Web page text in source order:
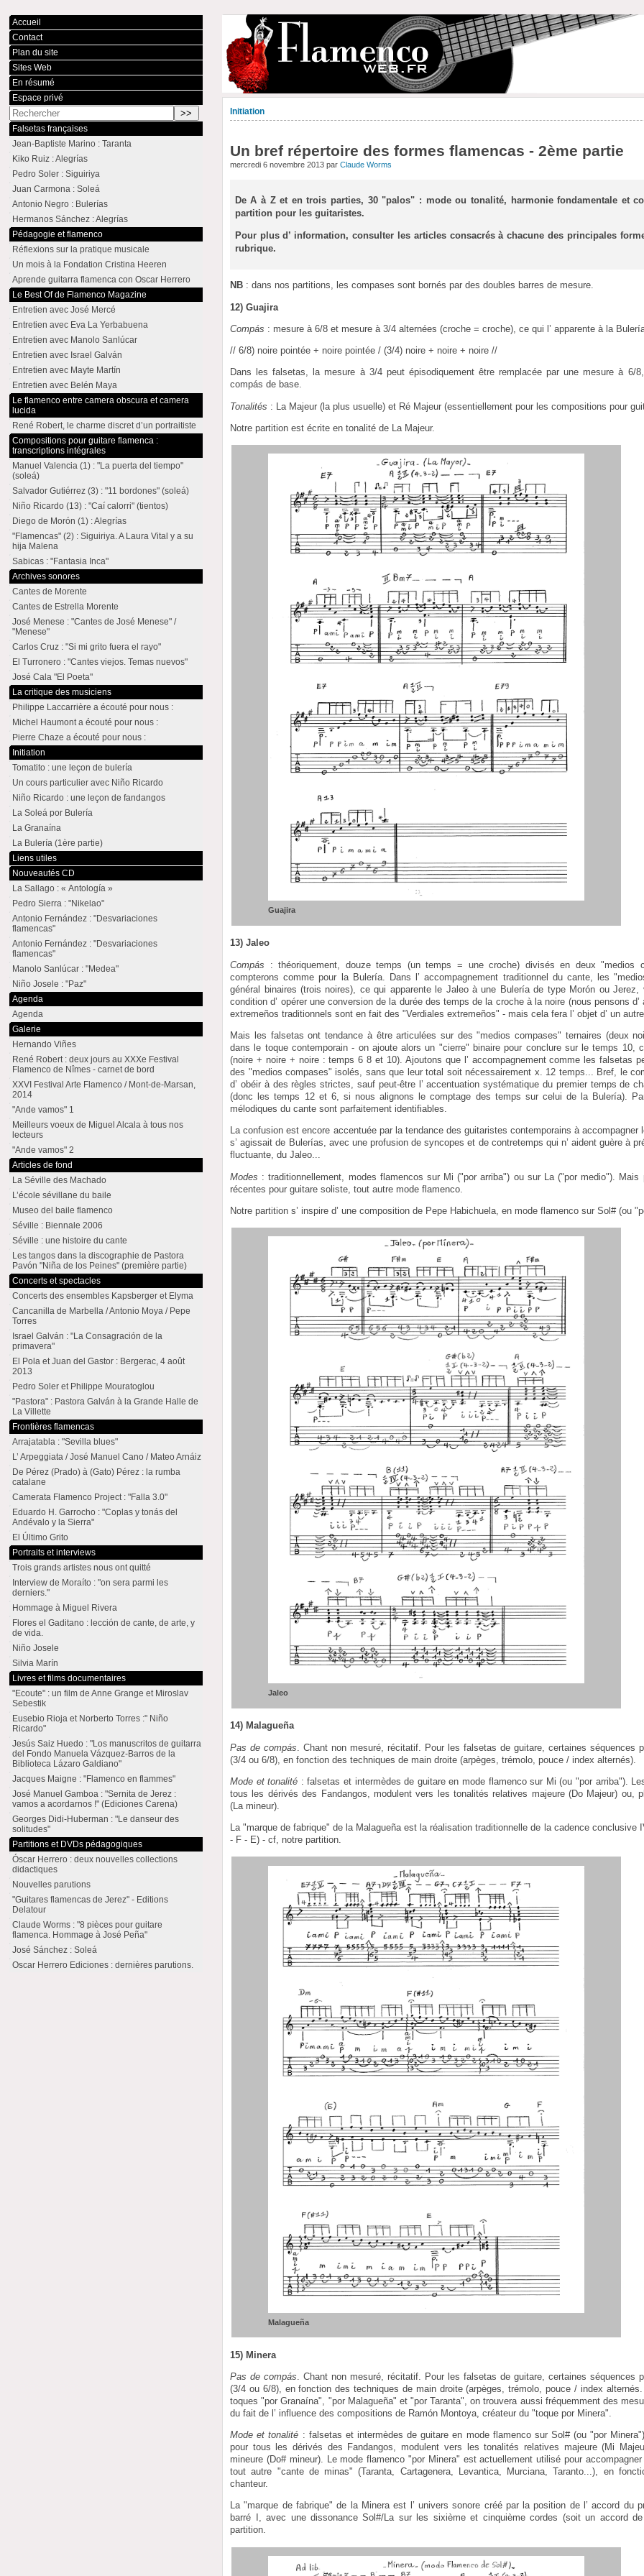
Initiation
Un bref répertoire des formes flamencas - 2ème partie
mercredi 6 novembre 2013 parClaude Worms
De A à Z et en trois parties, 30 "palos" : mode ou tonalité, harmonie fondamentale et
partition pour les guitaristes.
Pour plus d’ information, consulter les articles consacrés à chacune des principales
rubrique.
NB : dans nos partitions, les compases sont bornés par des doubles barres de mesure.
12) Guajira
Compás : mesure à 6/8 et mesure à 3/4 alternées (croche = croche), ce qui l’ apparente à la
// 6/8) noire pointée + noire pointée / (3/4) noire + noire + noire //
Dans les falsetas, la mesure à 3/4 peut épisodiquement être remplacée par une mesure à 6/
compás de base.
Tonalités : La Majeur (la plus usuelle) et Ré Majeur (essentiellement pour les compositions pour
Notre partition est écrite en tonalité de La Majeur.
Guajira
13) Jaleo
Compás : théoriquement, douze temps (un temps = une croche) divisés en deux "medios
compterons comme pour la Bulería. Dans l’ accompagnement traditionnel du cante, les
général binaires (trois noires), ce qui apparente le Jaleo à une Bulería de type Morón ou Jerez,
condition d’ opérer une conversion de la durée des temps de la croche à la noire (nous pensons
extremeños traditionnels sont en fait des "Verdiales extremeños" - mais cela fera l’ objet d’ un autre
Mais les falsetas ont tendance à être articulées sur des "medios compases" ternaires (deux
dans le toque contemporain - on ajoute alors un "cierre" binaire pour conclure sur le temps 10,
(noire + noire + noire : temps 6 8 et 10). Ajoutons que l’ accompagnement comme les falsetas
des "medios compases" isolés, sans que leur total soit nécessairement x. 12 temps... Bref, le
d’ obéir à des règles strictes, sauf peut-être l’ accentuation systématique du premier temps de
(donc les temps 12 et 6, si nous alignons le comptage des temps sur celui de la Bulería).
mélodiques du cante sont parfaitement identifiables.
La confusion est encore accentuée par la tendance des guitaristes contemporains à accompagner
s’ agissait de Bulerías, avec une profusion de syncopes et de contretemps qui n’ aident guère à
fluctuante, du Jaleo...
Modes : traditionnellement, modes flamencos sur Mi ("por arriba") ou sur La ("por medio"). Mais
récentes pour guitare soliste, tout autre mode flamenco.
Notre partition s’ inspire d’ une composition de Pepe Habichuela, en mode flamenco sur Sol# (ou
Jaleo
14) Malagueña
Pas de compás . Chant non mesuré, récitatif. Pour les falsetas de guitare, certaines séquences
(3/4 ou 6/8), en fonction des techniques de main droite (arpèges, trémolo, pouce / index alternés).
Mode et tonalité : falsetas et intermèdes de guitare en mode flamenco sur Mi (ou "por arriba").
tous les dérivés des Fandangos, modulent vers les tonalités relatives majeure (Do Majeur) ou,
(La mineur).
La "marque de fabrique" de la Malagueña est la réalisation traditionnelle de la cadence conclusive
- F - E) - cf, notre partition.
Malagueña
15) Minera
Pas de compás . Chant non mesuré, récitatif. Pour les falsetas de guitare, certaines séquences
(3/4 ou 6/8), en fonction des techniques de main droite (arpèges, trémolo, pouce / index
toques "por Granaína", "por Malagueña" et "por Taranta", on trouvera aussi fréquemment des
du fait de l’ influence des compositions de Ramón Montoya, créateur du "toque por Minera".
Mode et tonalité : falsetas et intermèdes de guitare en mode flamenco sur Sol# (ou "por
pour tous les dérivés des Fandangos, modulent vers les tonalités relatives majeure (Mi
mineure (Do# mineur). Le mode flamenco "por Minera" est actuellement utilisé pour
tout autre "cante de minas" (Taranta, Cartagenera, Levantica, Murciana, Taranto...), en
chanteur.
La "marque de fabrique" de la Minera est l’ univers sonore créé par la position de l’ accord du
barré I, avec une dissonance Sol#/La sur les sixième et cinquième cordes (soit un accord
partition.
Accueil
Contact
Plan du site
Sites Web
En résumé
Espace privé
Falsetas françaises
Jean-Baptiste Marino : Taranta
Kiko Ruiz : Alegrías
Pedro Soler : Siguiriya
Juan Carmona : Soleá
Antonio Negro : Bulerías
Hermanos Sánchez : Alegrías
Pédagogie et flamenco
Réflexions sur la pratique musicale
Un mois à la Fondation Cristina Heeren
Aprende guitarra flamenca con Oscar Herrero
Le Best Of de Flamenco Magazine
Entretien avec José Mercé
Entretien avec Eva La Yerbabuena
Entretien avec Manolo Sanlúcar
Entretien avec Israel Galván
Entretien avec Mayte Martín
Entretien avec Belén Maya
Le flamenco entre camera obscura et camera
lucida
René Robert, le charme discret d’un portraitiste
Compositions pour guitare flamenca :
transcriptions intégrales
Manuel Valencia (1) : "La puerta del tiempo"
(soleá)
Salvador Gutiérrez (3) : "11 bordones" (soleá)
Niño Ricardo (13) : "Caí calorri" (tientos)
Diego de Morón (1) : Alegrías
"Flamencas" (2) : Siguiriya. A Laura Vital y a su
hija Malena
Sabicas : "Fantasia Inca"
Archives sonores
Cantes de Morente
Cantes de Estrella Morente
José Menese : "Cantes de José Menese" /
"Menese"
Carlos Cruz : "Si mi grito fuera el rayo"
El Turronero : "Cantes viejos. Temas nuevos"
José Cala "El Poeta"
La critique des musiciens
Philippe Laccarrière a écouté pour nous :
Michel Haumont a écouté pour nous :
Pierre Chaze a écouté pour nous :
Initiation
Tomatito : une leçon de bulería
Un cours particulier avec Niño Ricardo
Niño Ricardo : une leçon de fandangos
La Soleá por Bulería
La Granaína
La Bulería (1ère partie)
Liens utiles
Nouveautés CD
La Sallago : « Antología »
Pedro Sierra : "Nikelao"
Antonio Fernández : "Desvariaciones
flamencas"
Antonio Fernández : "Desvariaciones
flamencas"
Manolo Sanlúcar : "Medea"
Niño Josele : "Paz"
Agenda
Agenda
Galerie
Hernando Viñes
René Robert : deux jours au XXXe Festival
Flamenco de Nîmes - carnet de bord
XXVI Festival Arte Flamenco / Mont-de-Marsan,
2014
"Ande vamos" 1
Meilleurs voeux de Miguel Alcala à tous nos
lecteurs
"Ande vamos" 2
Articles de fond
La Séville des Machado
L’école sévillane du baile
Museo del baile flamenco
Séville : Biennale 2006
Séville : une histoire du cante
Les tangos dans la discographie de Pastora
Pavón "Niña de los Peines" (première partie)
Concerts et spectacles
Concerts des ensembles Kapsberger et Elyma
Cancanilla de Marbella / Antonio Moya / Pepe
Torres
Israel Galván : "La Consagración de la
primavera"
El Pola et Juan del Gastor : Bergerac, 4 août
2013
Pedro Soler et Philippe Mouratoglou
"Pastora" : Pastora Galván à la Grande Halle de
La Villette
Frontières flamencas
Arrajatabla : "Sevilla blues"
L’ Arpeggiata / José Manuel Cano / Mateo Arnáiz
De Pérez (Prado) à (Gato) Pérez : la rumba
catalane
Camerata Flamenco Project : "Falla 3.0"
Eduardo H. Garrocho : "Coplas y tonás del
Andévalo y la Sierra"
El Último Grito
Portraits et interviews
Trois grands artistes nous ont quitté
Interview de Moraíto : "on sera parmi les
derniers."
Hommage à Miguel Rivera
Flores el Gaditano : lección de cante, de arte, y
de vida.
Niño Josele
Silvia Marín
Livres et films documentaires
"Ecoute" : un film de Anne Grange et Miroslav
Sebestik
Eusebio Rioja et Norberto Torres :" Niño
Ricardo"
Jesús Saiz Huedo : "Los manuscritos de guitarra
del Fondo Manuela Vázquez-Barros de la
Biblioteca Lázaro Galdiano"
Jacques Maigne : "Flamenco en flammes"
José Manuel Gamboa : "Sernita de Jerez :
vamos a acordarnos !" (Ediciones Carena)
Georges Didi-Huberman : "Le danseur des
solitudes"
Partitions et DVDs pédagogiques
Óscar Herrero : deux nouvelles collections
didactiques
Nouvelles parutions
"Guitares flamencas de Jerez" - Editions
Delatour
Claude Worms : "8 pièces pour guitare
flamenca. Hommage à José Peña"
José Sánchez : Soleá
Oscar Herrero Ediciones : dernières parutions.